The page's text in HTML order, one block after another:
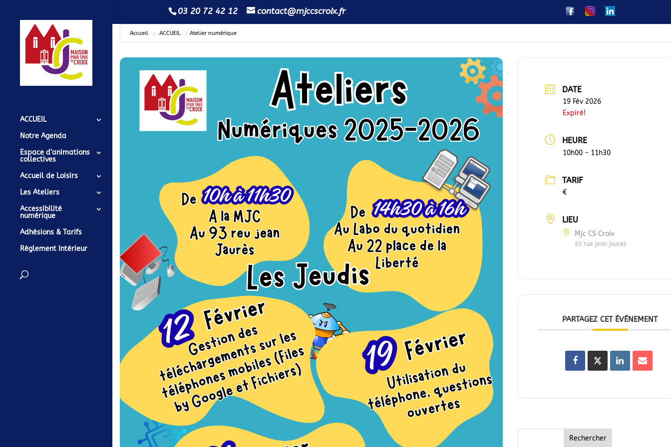
03 20 72 42 12 contact@mjccscroix.fr
ACCUEIL
Notre Agenda
Espace d’animations
collectives
Accueil de Loisirs
Les Ateliers
Accessibilité
numérique
Adhésions & Tarifs
Règlement Intérieur
Accueil ACCUEIL Atelier numérique
DATE
19 Fév 2026
Expiré!
HEURE
10h00 - 11h30
TARIF
€
LIEU
Mjc CS Croix
93 rue jean jaures
PARTAGEZ CET ÉVÉNEMENT
Rechercher